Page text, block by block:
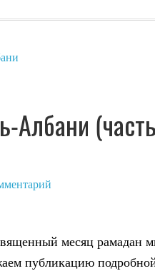
Албани
месяц рамадан
публикацию